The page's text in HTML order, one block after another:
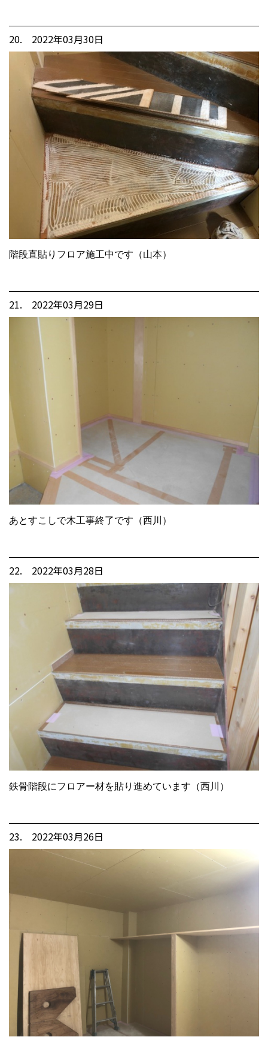
20. 2022年03月30日
階段直貼りフロア施工中です（山本）
21. 2022年03月29日
あとすこしで木工事終了です（西川）
22. 2022年03月28日
鉄骨階段にフロアー材を貼り進めています（西川）
23. 2022年03月26日